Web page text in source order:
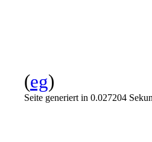
(eg)
Seite generiert in 0.027204